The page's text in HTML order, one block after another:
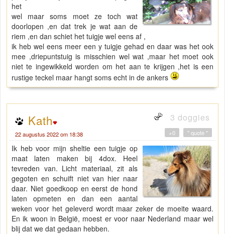
het
wel maar soms moet ze toch wat
doorlopen ,en dat trek je wat aan de
riem ,en dan schiet het tuigje wel eens af ,
ik heb wel eens meer een y tuigje gehad en daar was het ook
mee ,driepuntstuig is misschien wel wat ,maar het moet ook
niet te ingewikkeld worden om het aan te krijgen ,het is een
rustige teckel maar hangt soms echt in de ankers
Kath 3 doggies
22 augustus 2022 om 18:38 " quote "
+0
Ik heb voor mijn sheltie een tuigje op
maat laten maken bij 4dox. Heel
tevreden van. Licht materiaal, zit als
gegoten en schuift niet van hier naar
daar. Niet goedkoop en eerst de hond
laten opmeten en dan een aantal
weken voor het geleverd wordt maar zeker de moeite waard.
En ik woon in België, moest er voor naar Nederland maar wel
blij dat we dat gedaan hebben.